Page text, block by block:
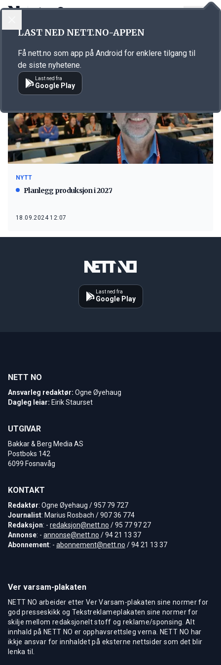
Emne: Recuro
NYTT
Planlegg produksjon i 2027
18.09.2024 12:07
Last ned fra
Google Play
NETT NO
Ansvarleg redaktør: Ogne Øyehaug
Dagleg leiar: Eirik Staurset
UTGIVAR
Bakkar & Berg Media AS
Postboks 142
6099 Fosnavåg
KONTAKT
Redaktør: Ogne Øyehaug / 957 79 727
Journalist: Marius Rosbach / 907 36 774
Redaksjon: - redaksjon@nett.no / 95 77 97 27
Annonse: - annonse@nett.no / 94 21 13 37
Abonnement: - abonnement@nett.no / 94 21 13 37
Ver varsam-plakaten
NETT NO arbeider etter Ver Varsam-plakaten sine normer for
god presseskikk og Tekstreklameplakaten sine normer for
skilje mellom redaksjonelt stoff og reklame/sponsing. Alt
innhald på NETT NO er opphavsrettsleg verna. NETT NO har
ikkje ansvar for innhaldet på eksterne nettsider som det blir
lenka til.
LAST NED NETT.NO-APPEN
Få nett.no som app på Android for enklere tilgang til
de siste nyhetene.
Last ned fra
Google Play